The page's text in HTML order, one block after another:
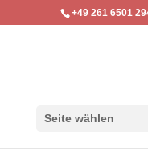
+49 261 6501
Seite wählen